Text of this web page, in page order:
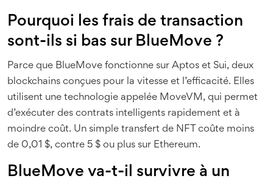
Pourquoi les frais de transaction
sont-ils si bas sur BlueMove ?
Parce que BlueMove fonctionne sur Aptos et Sui, deux
blockchains conçues pour la vitesse et l’efficacité. Elles
utilisent une technologie appelée MoveVM, qui permet
d’exécuter des contrats intelligents rapidement et à
moindre coût. Un simple transfert de NFT coûte moins
de 0,01 $, contre 5 $ ou plus sur Ethereum.
BlueMove va-t-il survivre à un